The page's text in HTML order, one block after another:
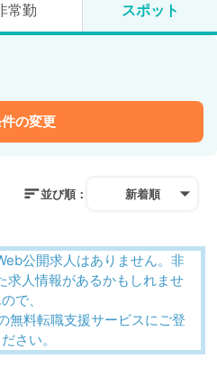
常勤 スポット
の変更
並び順： 新着順
公開求人はありません。非
求人情報があるかもしれませ
で、
無料転職支援サービスにご登
さい。